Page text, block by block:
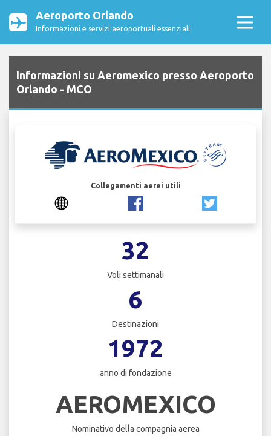
Aeroporto Orlando
Informazioni e servizi aeroportuali essenziali
Informazioni su Aeromexico presso Aeroporto
Orlando - MCO
Collegamenti aerei utili
32
Voli settimanali
6
Destinazioni
1972
anno di fondazione
AEROMEXICO
Nominativo della compagnia aerea